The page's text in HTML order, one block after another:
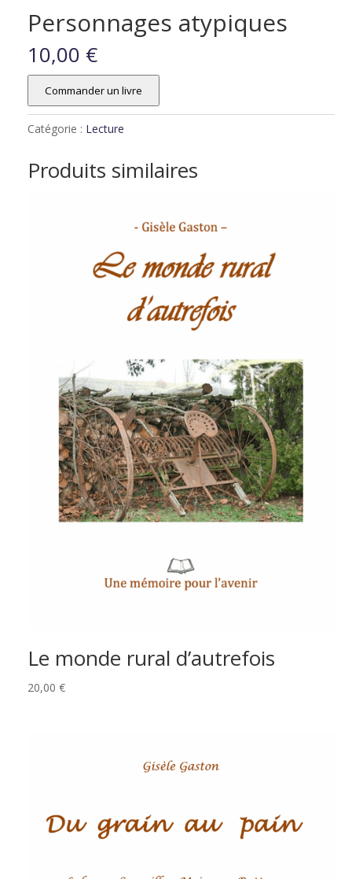
Personnages atypiques
10,00 €
Commander un livre
Catégorie : Lecture
Produits similaires
Le monde rural d’autrefois
20,00 €